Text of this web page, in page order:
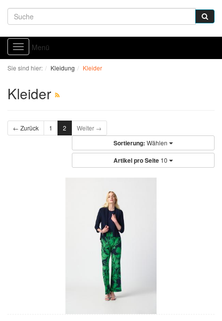
Toggle
navigation
Menü
Sie sind hier: Kleidung Kleider
Kleider
← Zurück 1 2 Weiter →
Sortierung: Wählen
Artikel pro Seite 10